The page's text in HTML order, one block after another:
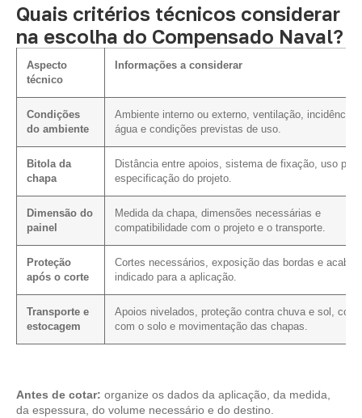
Quais critérios técnicos considerar
na escolha do Compensado Naval?
Aspecto
técnico
Informações a considerar
Condições
do ambiente
Ambiente interno ou externo, ventilação, incidência
água e condições previstas de uso.
Bitola da
chapa
Distância entre apoios, sistema de fixação, uso
especificação do projeto.
Dimensão do
painel
Medida da chapa, dimensões necessárias e
compatibilidade com o projeto e o transporte.
Proteção
após o corte
Cortes necessários, exposição das bordas e
indicado para a aplicação.
Transporte e
estocagem
Apoios nivelados, proteção contra chuva e sol,
com o solo e movimentação das chapas.
Antes de cotar: organize os dados da aplicação, da medida,
da espessura, do volume necessário e do destino.